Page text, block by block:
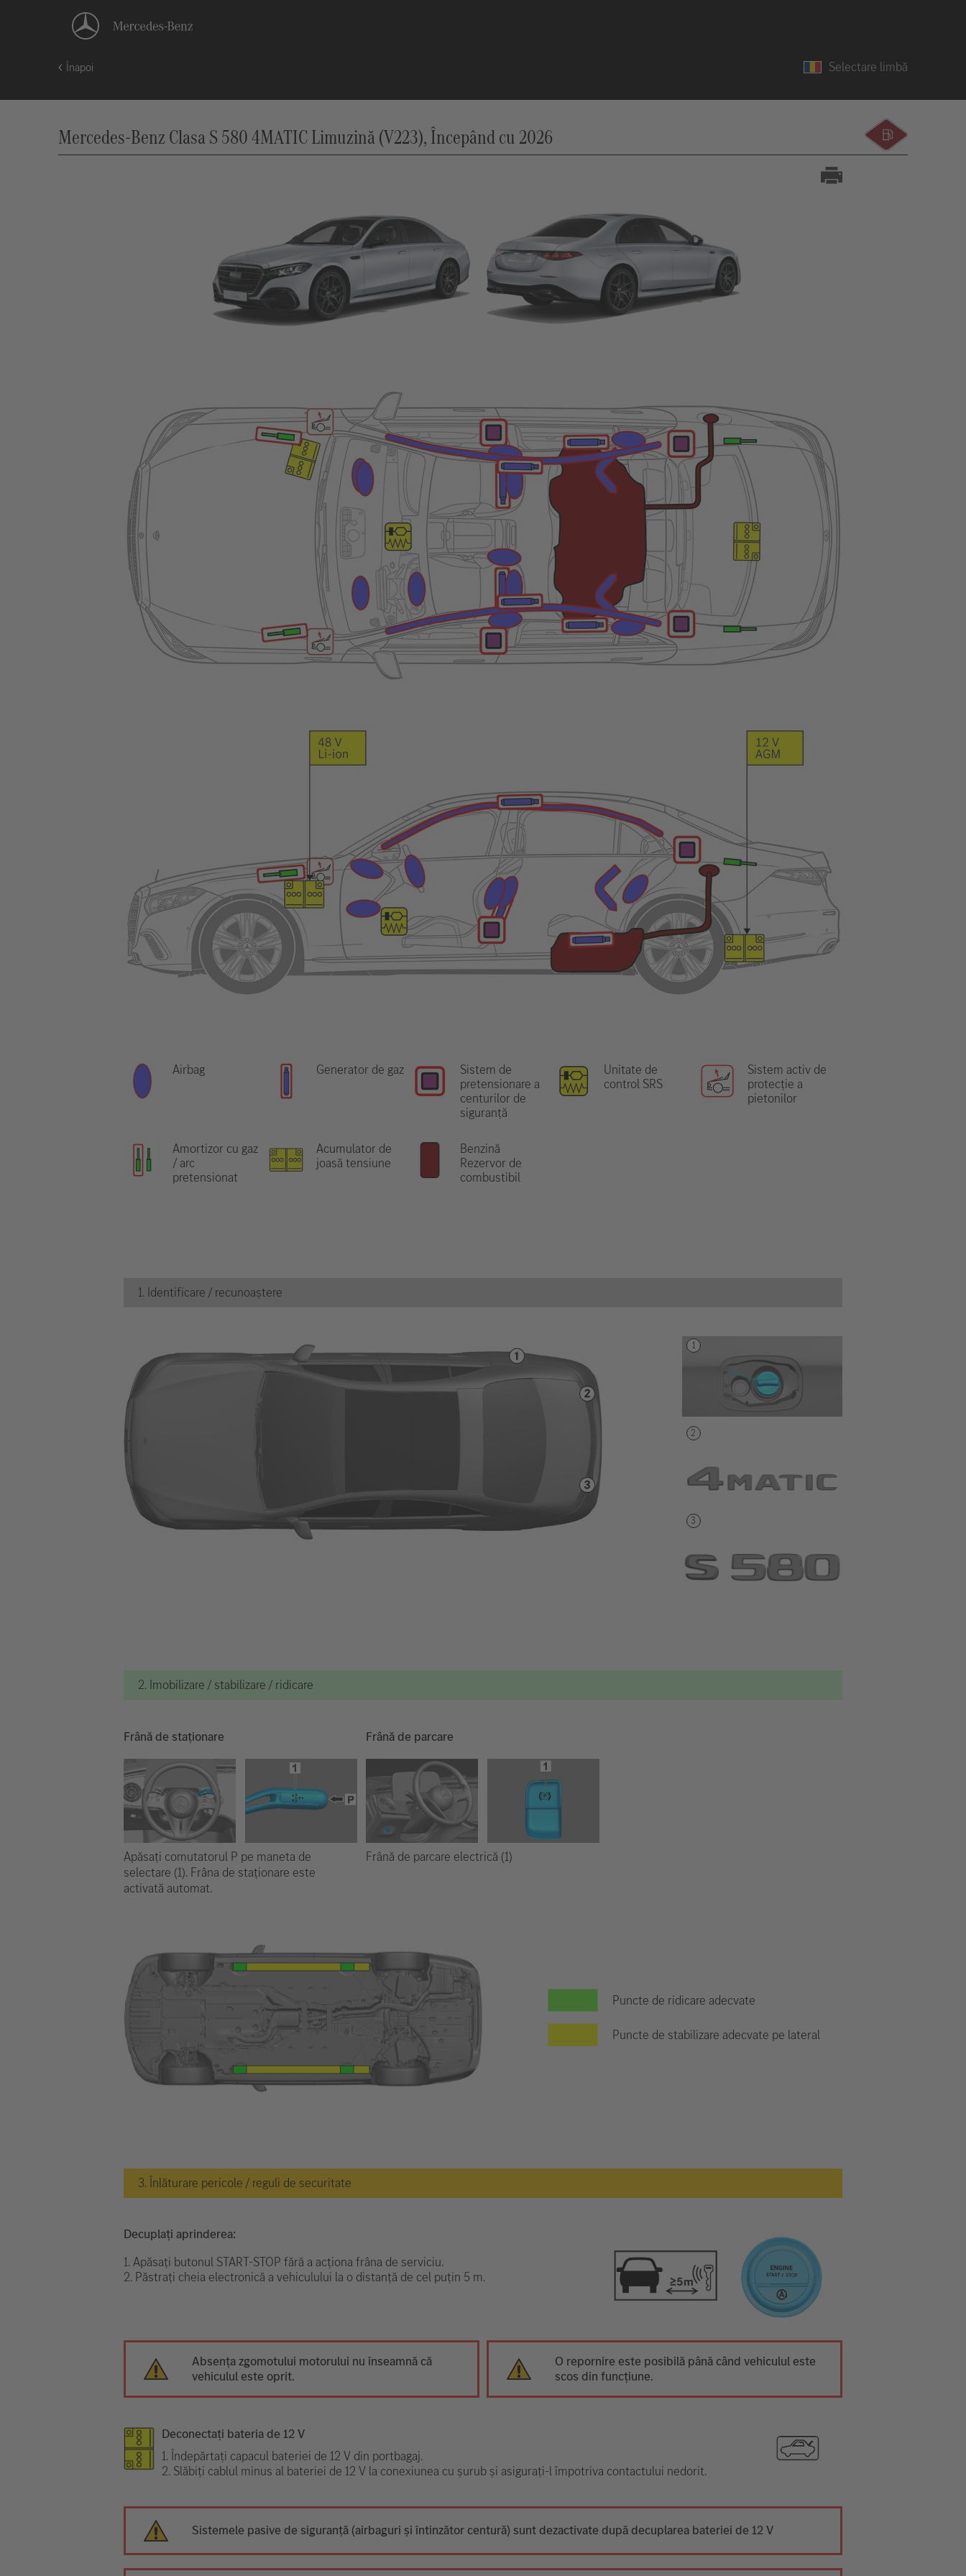
Înapoi Selectare limbă
Mercedes-Benz Clasa S 580 4MATIC Limuzină (V223), Începând cu 2026
Airbag Generator de gaz
Sistem de
pretensionare a
centurilor de
siguranță
Unitate de
control SRS
Sistem activ de
protecție a
pietonilor
Amortizor cu gaz
/ arc
pretensionat
Acumulator de
joasă tensiune
Benzină
Rezervor de
combustibil
1. Identificare / recunoaștere
2. Imobilizare / stabilizare / ridicare
Frână de staționare
Apăsați comutatorul P pe maneta de
selectare (1). Frâna de staționare este
activată automat.
Frână de parcare
Frână de parcare electrică (1)
Puncte de ridicare adecvate
Puncte de stabilizare adecvate pe lateral
3. Înlăturare pericole / reguli de securitate
Decuplați aprinderea:
1. Apăsați butonul START-STOP fără a acționa frâna de serviciu.
2. Păstrați cheia electronică a vehiculului la o distanță de cel puțin 5 m.
Absența zgomotului motorului nu înseamnă că
vehiculul este oprit.
O repornire este posibilă până când vehiculul este
scos din funcțiune.
Deconectați bateria de 12 V
1. Îndepărtați capacul bateriei de 12 V din portbagaj.
2. Slăbiți cablul minus al bateriei de 12 V la conexiunea cu șurub și asigurați-l împotriva contactului nedorit.
Sistemele pasive de siguranță (airbaguri și întinzător centură) sunt dezactivate după decuplarea bateriei de 12 V